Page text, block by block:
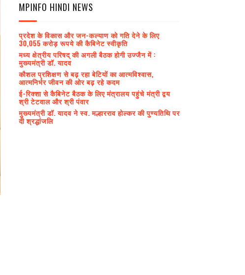
MPINFO HINDI NEWS
प्रदेश के विकास और जन-कल्याण को गति देने के लिए
30,055 करोड़ रूपये की कैबिनेट स्वीकृति
मध्य क्षेत्रीय परिषद् की अगली बैठक होगी उज्जैन में :
मुख्यमंत्री डॉ. यादव
कौशल प्रशिक्षण से बढ़ रहा बेटियों का आत्मविश्वास,
आत्मनिर्भर जीवन की ओर बढ़ रहे कदम
ई-रिक्शा से कैबिनेट बैठक के लिए मंत्रालय पहुंचे मंत्री द्वय
श्री टेटवाल और श्री पंवार
मुख्यमंत्री डॉ. यादव ने स्व. मल्हारराव होल्कर की पुण्यतिथि पर
दी श्रद्धांजलि